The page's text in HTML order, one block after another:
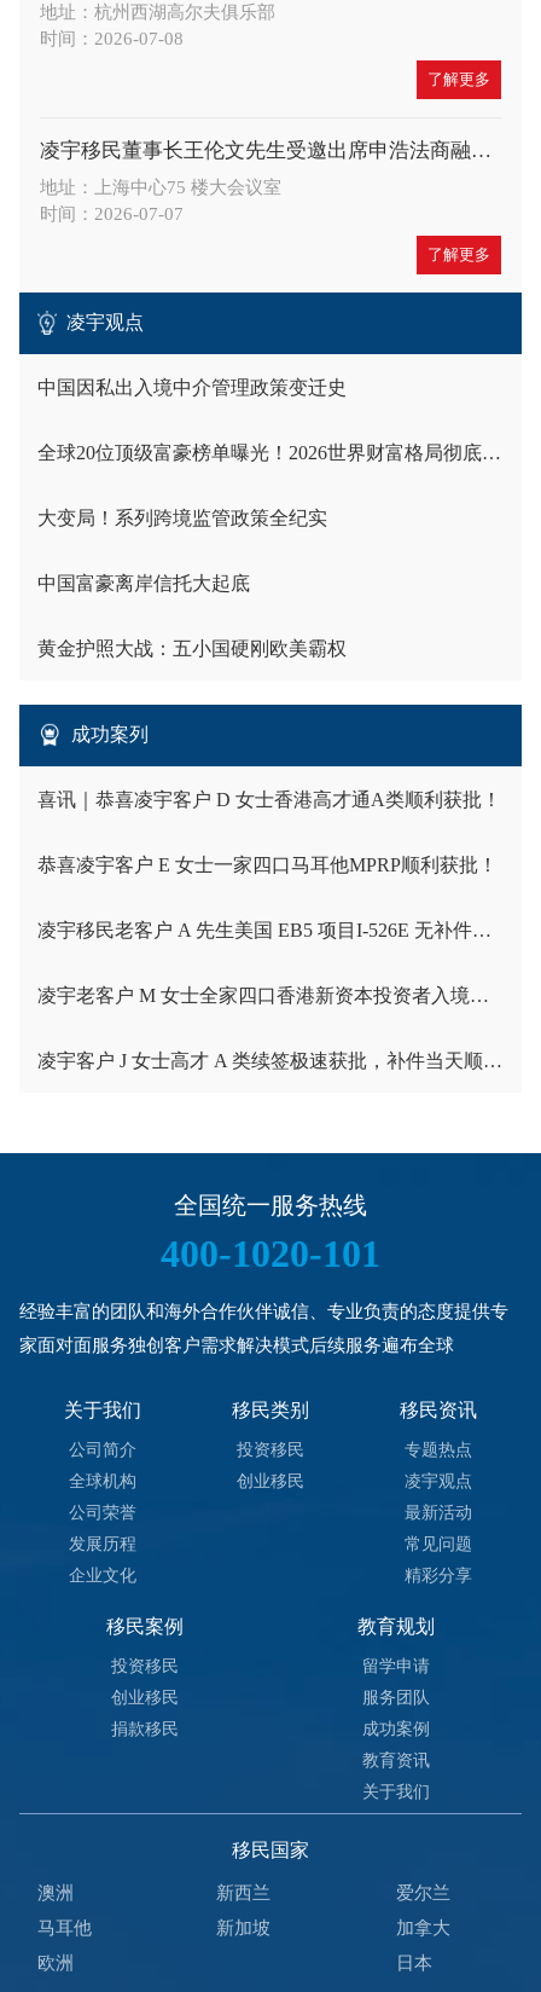
地址：杭州西湖高尔夫俱乐部
时间：2026-07-08
了解更多
凌宇移民董事长王伦文先生受邀出席申浩法商融合论坛，深度解读 CRS 与税务合规新趋势
地址：上海中心75 楼大会议室
时间：2026-07-07
了解更多
凌宇观点
中国因私出入境中介管理政策变迁史
全球20位顶级富豪榜单曝光！2026世界财富格局彻底洗牌
大变局！系列跨境监管政策全纪实
中国富豪离岸信托大起底
黄金护照大战：五小国硬刚欧美霸权
成功案列
喜讯｜恭喜凌宇客户 D 女士香港高才通A类顺利获批！
恭喜凌宇客户 E 女士一家四口马耳他MPRP顺利获批！
凌宇移民老客户 A 先生美国 EB5 项目I-526E 无补件直接获批！
凌宇老客户 M 女士全家四口香港新资本投资者入境计划成功获批！卡点保住子女受养人资格，复杂资产一次性通关
凌宇客户 J 女士高才 A 类续签极速获批，补件当天顺利拿下香港续签！
全国统一服务热线
400-1020-101
经验丰富的团队和海外合作伙伴诚信、专业负责的态度提供专
家面对面服务独创客户需求解决模式后续服务遍布全球
关于我们
公司简介
全球机构
公司荣誉
发展历程
企业文化
移民类别
投资移民
创业移民
移民资讯
专题热点
凌宇观点
最新活动
常见问题
精彩分享
移民案例
投资移民
创业移民
捐款移民
教育规划
留学申请
服务团队
成功案例
教育资讯
关于我们
移民国家
澳洲 新西兰
爱尔兰
马耳他
新加坡
加拿大
欧洲
日本